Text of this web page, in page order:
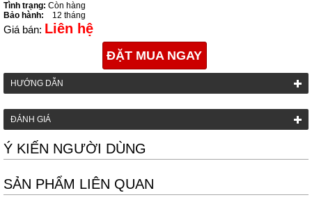
Tình trạng: Còn hàng
Bảo hành:
12 tháng
Giá bán: Liên hệ
ĐẶT MUA NGAY
HƯỚNG DẪN
ĐÁNH GIÁ
Ý KIẾN NGƯỜI DÙNG
SẢN PHẨM LIÊN QUAN